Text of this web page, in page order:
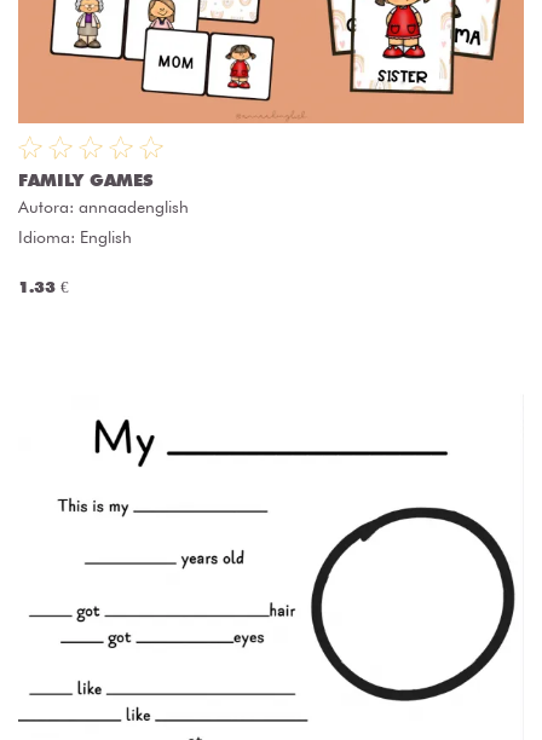
FAMILY GAMES
Autora: annaadenglish
Idioma: English
1.33 €